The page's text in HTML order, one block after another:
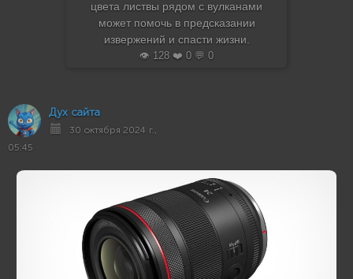
цвета листвы рядом с вулканами
может помочь в предсказании
извержений и спасти жизни.
👁️ 128 ❤️ 0 💬 0
Дух сайта
30 октября 2024 г.,
05:45